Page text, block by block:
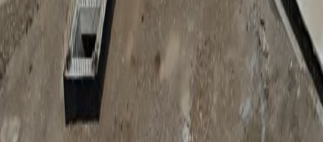
Anunțuri publice